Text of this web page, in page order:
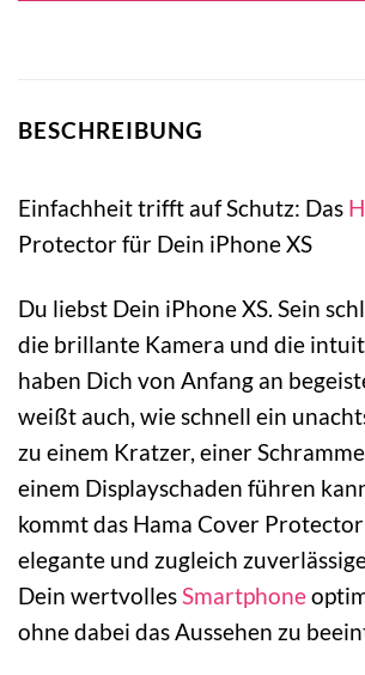
BESCHREIBUNG
Einfachheit trifft auf Schutz: Das
Protector für Dein iPhone XS
Du liebst Dein iPhone XS. Sein
die brillante Kamera und die
haben Dich von Anfang an
weißt auch, wie schnell ein
zu einem Kratzer, einer
einem Displayschaden führen
kommt das Hama Cover
elegante und zugleich
Dein wertvollesSmartphone
ohne dabei das Aussehen zu